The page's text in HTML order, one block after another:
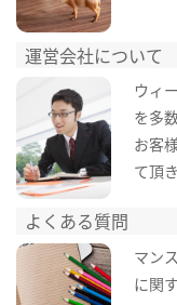
運営会社について
ウィ
を多
お客
て頂
よくある質問
マン
に関